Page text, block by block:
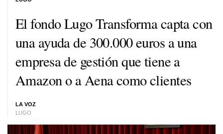
El fondo Lugo Transforma capta con
una ayuda de 300.000 euros a una
empresa de gestión que tiene a
Amazon o a Aena como clientes
LA VOZ
LUGO